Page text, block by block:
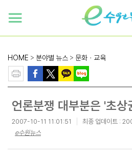
HOME > 분야별 뉴스 > 문화ㆍ교육
언론분쟁 대부분은 '초상
2007-10-11 11:01:51 최종 업데이트 :
e수원뉴스